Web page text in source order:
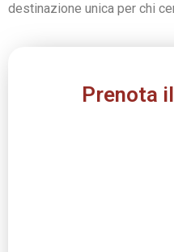
destinazione unica per chi
Prenota